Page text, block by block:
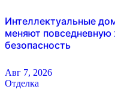
Интеллектуальные
меняют
безопасность
Авг 7, 2026
Отделка